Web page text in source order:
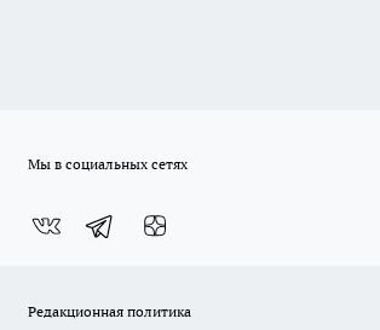
Мы в социальных сетях
Редакционная политика